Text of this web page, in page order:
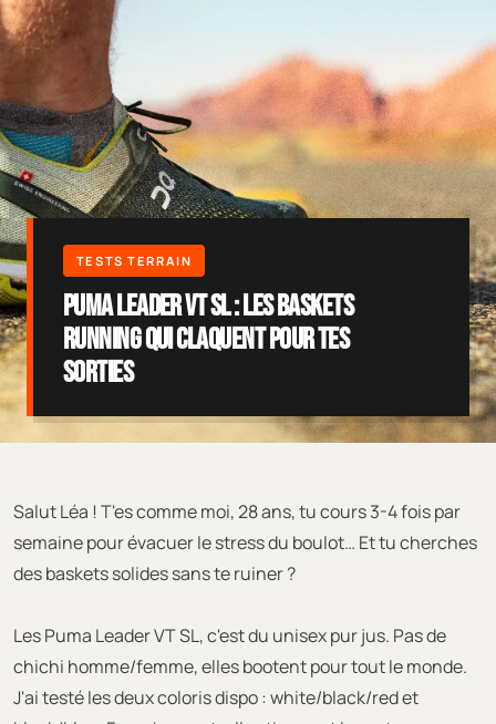
Puma Leader VT SL : les baskets
running qui claquent pour tes
sorties
Salut Léa ! T'es comme moi, 28 ans, tu cours 3-4 fois par
semaine pour évacuer le stress du boulot… Et tu cherches
des baskets solides sans te ruiner ?
Les Puma Leader VT SL, c'est du unisex pur jus. Pas de
chichi homme/femme, elles bootent pour tout le monde.
J'ai testé les deux coloris dispo : white/black/red et